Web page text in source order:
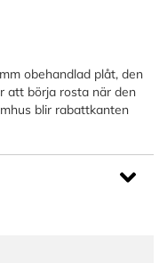
obehandlad plåt, den
att börja rosta när den
blir rabattkanten